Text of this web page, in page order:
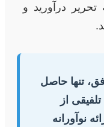
تحریر درآورید و
تنها حاصل
از
نوآورانه